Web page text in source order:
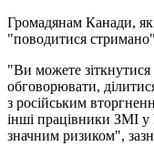
Громадянам Канади,
"поводитися
"Ви можете зіткнутися
обговорювати,
з російським
інші працівники ЗМІ у
значним ризиком",